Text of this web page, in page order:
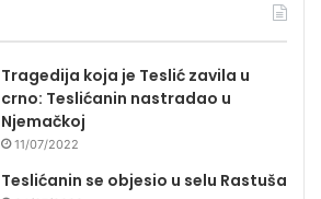
Tragedija koja je Teslić zavila u
crno: Teslićanin nastradao u
Njemačkoj
11/07/2022
Teslićanin se objesio u selu Rastuša